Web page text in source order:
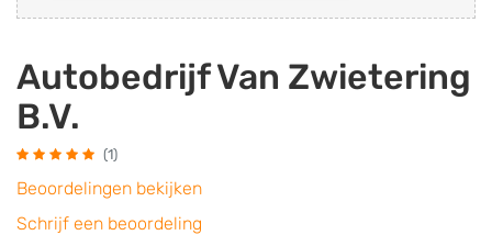
Autobedrijf Van Zwietering
B.V.
(1)
Beoordelingen bekijken
Schrijf een beoordeling